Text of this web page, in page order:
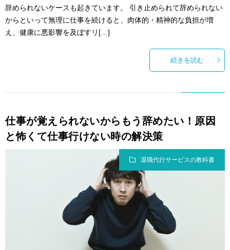
辞められないケースも起きています。 引き止められて辞められない
からといって無理に仕事を続けると、肉体的・精神的な負担が増
え、健康に悪影響を及ぼすリ[…]
続きを読む
仕事が覚えられないからもう辞めたい！原因
と怖くて仕事行けない時の解決策
退職代行サービスの教科書